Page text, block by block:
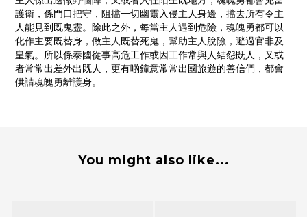
護衛，係門口把守，阻擋一切幽靈入侵主人身邊，擋去所有令主
人能見到既鬼靈。除此之外，每當主人遇到危險，魂魄勇都可以
化作主要既替身，做主人既替死鬼，幫助主人脫險，避過官非及
皇氣。所以係泰國從事高危工作或因工作常與人結怨既人，又或
者常常出差外出既人，更有啲鐘意常常出國旅遊的善信們，都會
供請魂魄勇離護身。
You might also like...